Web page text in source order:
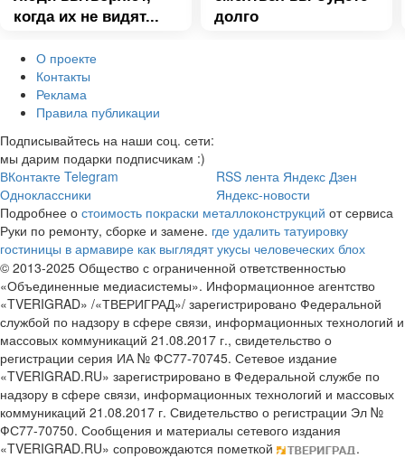
когда их не видят...
долго
О проекте
Контакты
Реклама
Правила публикации
Подписывайтесь на наши соц. сети:
мы дарим подарки подписчикам :)
ВКонтакте Telegram
Одноклассники
RSS лента Яндекс Дзен
Яндекс-новости
Подробнее о стоимость покраски металлоконструкций от сервиса
Руки по ремонту, сборке и замене. где удалить татуировку
гостиницы в армавире как выглядят укусы человеческих блох
© 2013-2025 Общество с ограниченной ответственностью
«Объединенные медиасистемы». Информационное агентство
«TVERIGRAD» /«ТВЕРИГРАД»/ зарегистрировано Федеральной
службой по надзору в сфере связи, информационных технологий и
массовых коммуникаций 21.08.2017 г., свидетельство о
регистрации серия ИА № ФС77-70745. Сетевое издание
«TVERIGRAD.RU» зарегистрировано в Федеральной службе по
надзору в сфере связи, информационных технологий и массовых
коммуникаций 21.08.2017 г. Свидетельство о регистрации Эл №
ФС77-70750. Сообщения и материалы сетевого издания
«TVERIGRAD.RU» сопровождаются пометкой
.